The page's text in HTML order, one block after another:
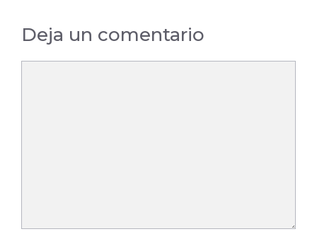
Deja un comentario